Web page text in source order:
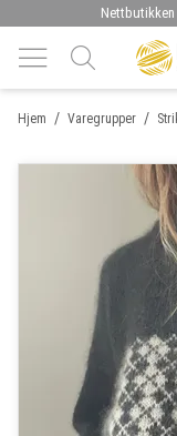
/
Hjem /
Varegrupper